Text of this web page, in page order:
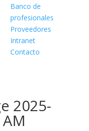
Banco de
profesionales
Proveedores
Intranet
Contacto
2025-